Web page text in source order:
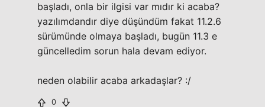
başladı, onla bir ilgisi var mıdır ki acaba?
yazılımdandır diye düşündüm fakat 11.2.6
sürümünde olmaya başladı, bugün 11.3 e
güncelledim sorun hala devam ediyor.
neden olabilir acaba arkadaşlar? :/
0